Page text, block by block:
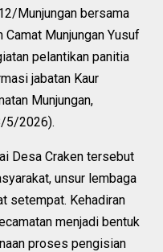
Munjungan bersama
Munjungan Yusuf
pelantikan panitia
jabatan Kaur
Munjungan,
5/2026).
Desa Craken tersebut
unsur lembaga
setempat. Kehadiran
menjadi bentuk
proses pengisian